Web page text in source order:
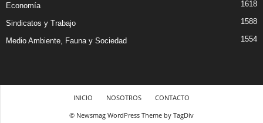
Economía 1618
Sindicatos y Trabajo 1588
Medio Ambiente, Fauna y Sociedad 1554
INICIO NOSOTROS
CONTACTO
© Newsmag WordPress Theme by TagDiv